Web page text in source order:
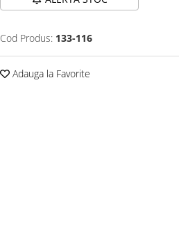
Cod Produs: 133-116
Adauga la Favorite